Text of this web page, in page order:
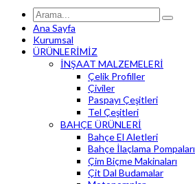
Ana Sayfa
Kurumsal
ÜRÜNLERİMİZ
İNŞAAT MALZEMELERİ
Çelik Profiller
Çiviler
Paspayı Çeşitleri
Tel Çeşitleri
BAHÇE ÜRÜNLERİ
Bahçe El Aletleri
Bahçe İlaçlama Pompaları
Çim Biçme Makinaları
Çit Dal Budamalar